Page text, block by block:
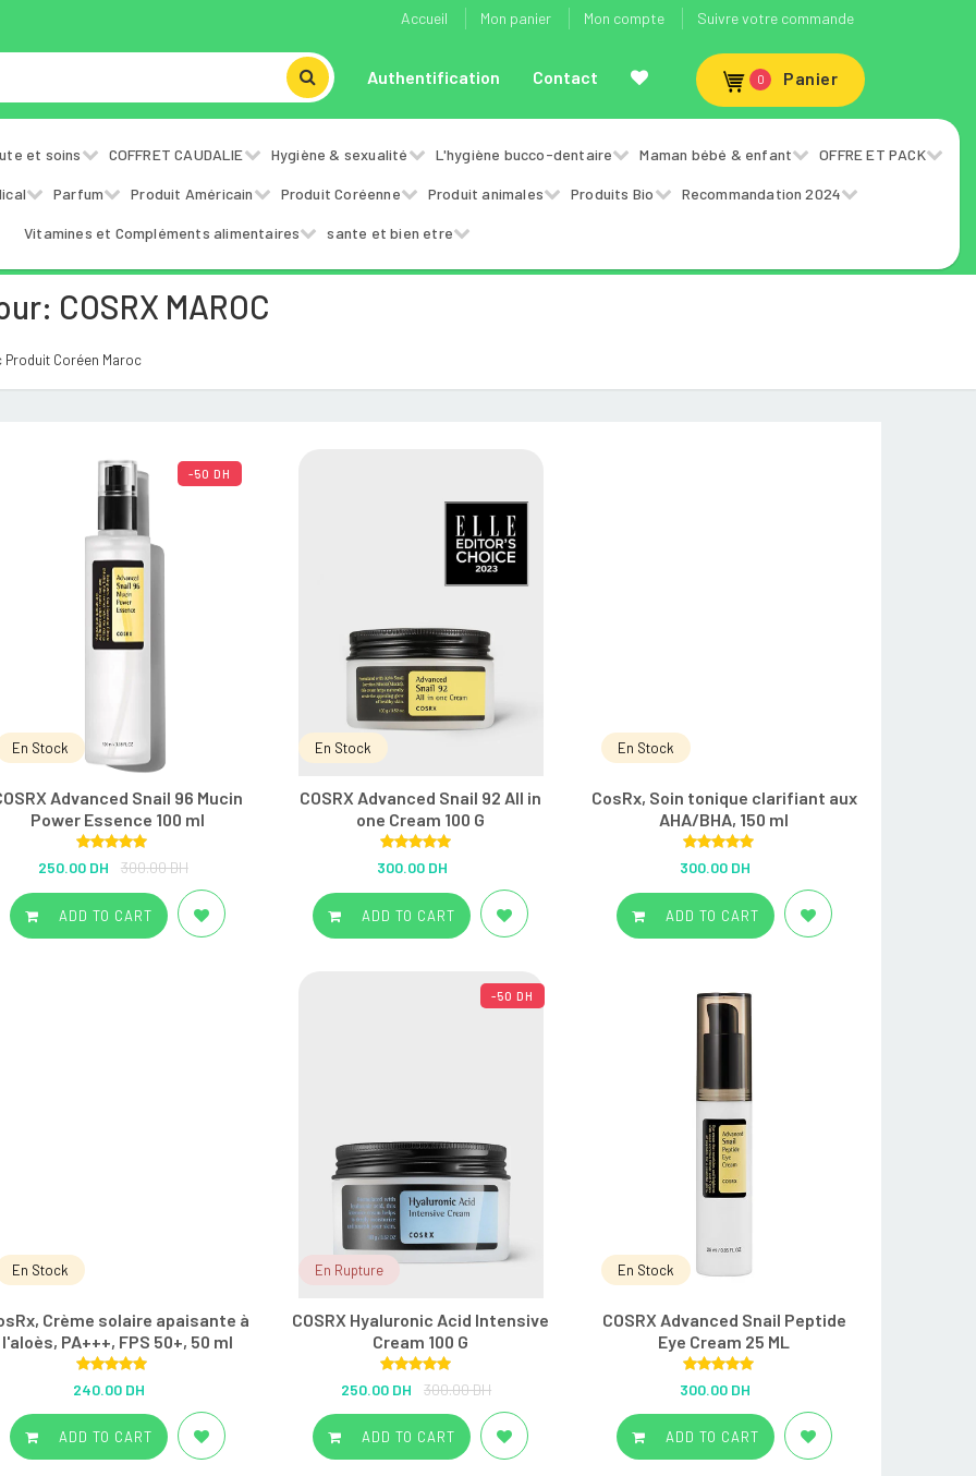
Accueil Mon panier Mon compte Suivre votre commande
Authentification Contact 0 Panier
et soins COFFRET CAUDALIE Hygiène & sexualité L'hygiène bucco-dentaire Maman bébé & enfant OFFRE ET PACK
Parfum Produit Américain Produit Coréenne Produit animales Produits Bio Recommandation 2024
Vitamines et Compléments alimentaires sante et bien etre
COSRX MAROC
Produit Coréen Maroc
-50 DH
En Stock
Advanced Snail 96 Mucin
Power Essence 100 ml
Rated5.00
out of 5
250.00 DH 300.00 DH
ADD TO CART
En Stock
COSRX Advanced Snail 92 All in
one Cream 100 G
Rated 5.00
out of 5
300.00 DH
ADD TO CART
En Stock
CosRx, Soin tonique clarifiant aux
AHA/BHA, 150 ml
Rated 5.00
out of 5
300.00 DH
ADD TO CART
En Stock
Crème solaire apaisante à
l'aloès, PA+++, FPS 50+, 50 ml
out of 5
240.00 DH
ADD TO CART
-50 DH
En Rupture
COSRX Hyaluronic Acid Intensive
Cream 100 G
Rated5.00
out of 5
250.00 DH 300.00 DH
ADD TO CART
En Stock
COSRX Advanced Snail Peptide
Eye Cream 25 ML
out of 5
300.00 DH
ADD TO CART